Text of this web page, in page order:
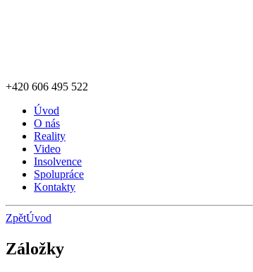
+420 606 495 522
Úvod
O nás
Reality
Video
Insolvence
Spolupráce
Kontakty
ZpětÚvod
Záložky